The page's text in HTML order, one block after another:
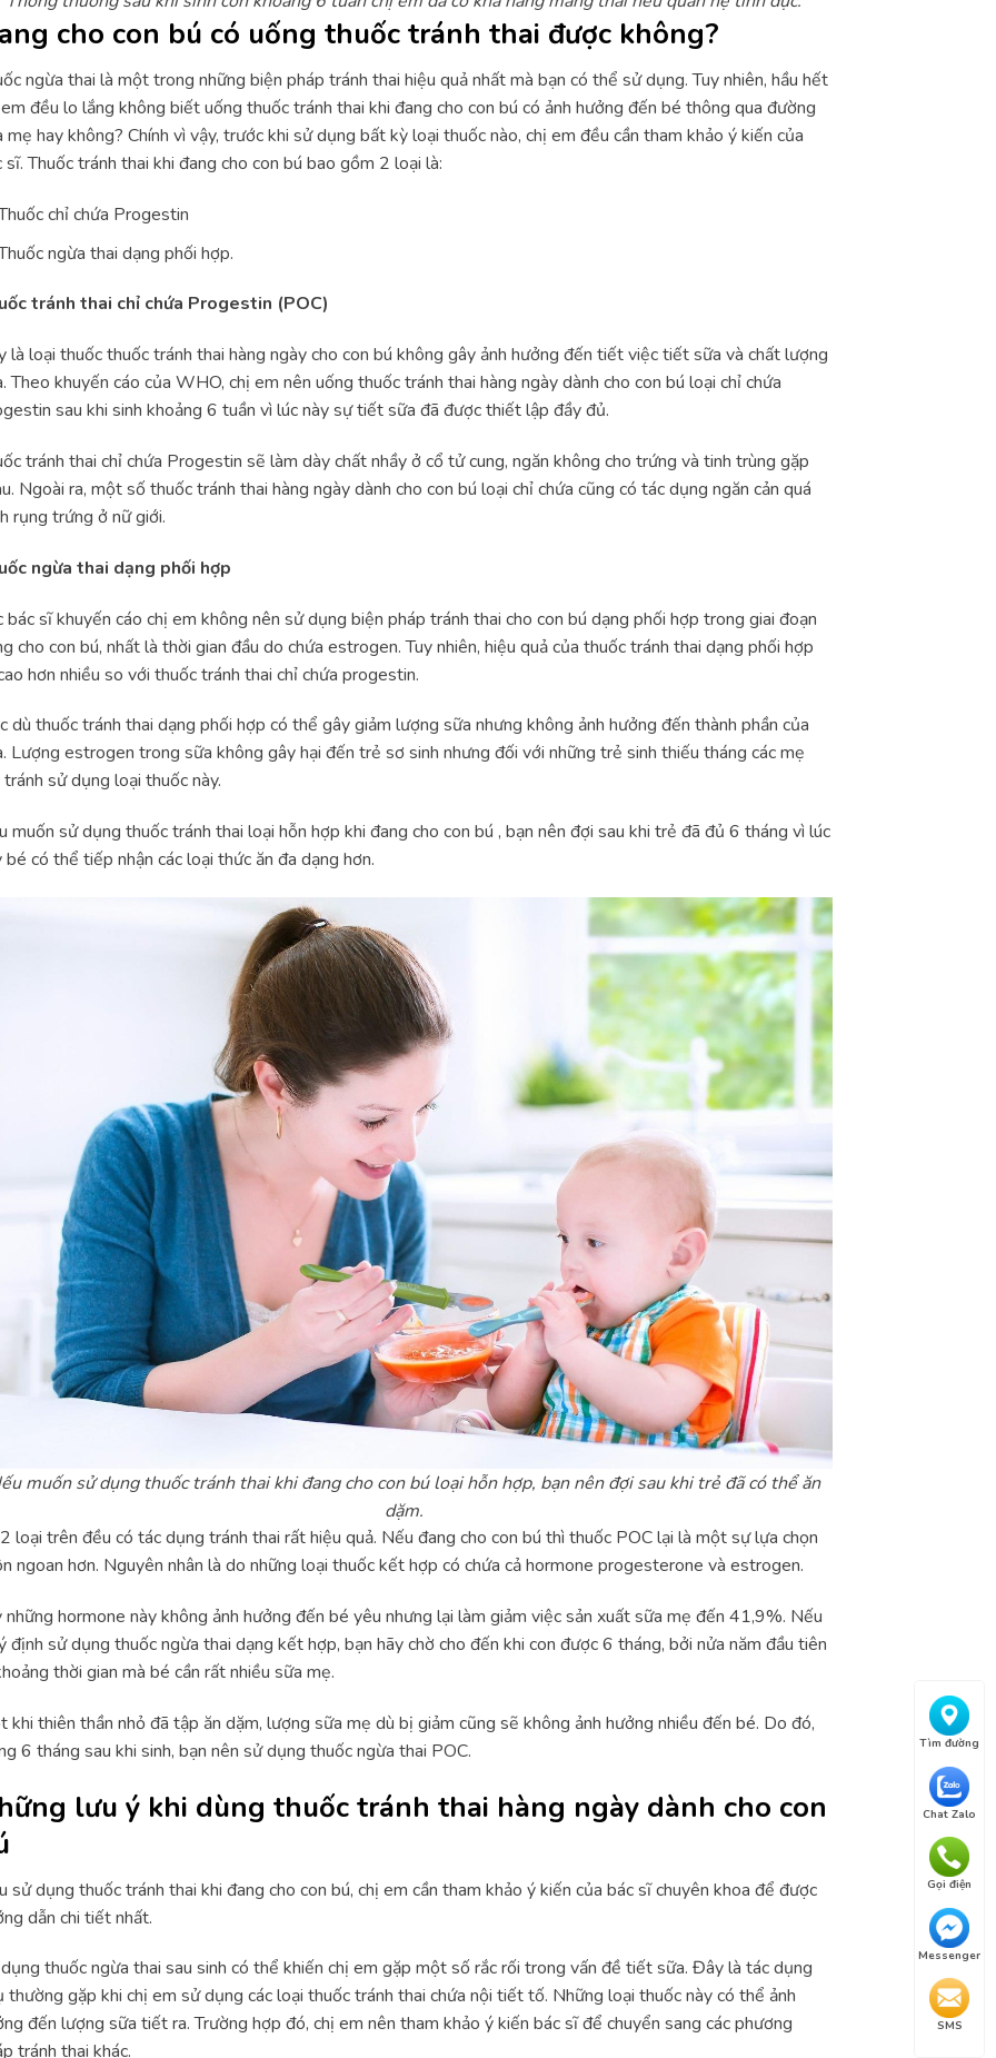
Tìm đường
Chat Zalo
Gọi điện
Messenger
SMS
cho con bú có uống thuốc tránh thai được không?
ngừa thai là một trong những biện pháp tránh thai hiệu quả nhất mà bạn có thể sử dụng. Tuy nhiên, hầu hết
đều lo lắng không biết uống thuốc tránh thai khi đang cho con bú có ảnh hưởng đến bé thông qua đường
mẹ hay không? Chính vì vậy, trước khi sử dụng bất kỳ loại thuốc nào, chị em đều cần tham khảo ý kiến của
sĩ. Thuốc tránh thai khi đang cho con bú bao gồm 2 loại là:
chỉ chứa Progestin
ngừa thai dạng phối hợp.
tránh thai chỉ chứa Progestin (POC)
là loại thuốc thuốc tránh thai hàng ngày cho con bú không gây ảnh hưởng đến tiết việc tiết sữa và chất lượng
Theo khuyến cáo của WHO, chị em nên uống thuốc tránh thai hàng ngày dành cho con bú loại chỉ chứa
sau khi sinh khoảng 6 tuần vì lúc này sự tiết sữa đã được thiết lập đầy đủ.
tránh thai chỉ chứa Progestin sẽ làm dày chất nhầy ở cổ tử cung, ngăn không cho trứng và tinh trùng gặp
Ngoài ra, một số thuốc tránh thai hàng ngày dành cho con bú loại chỉ chứa cũng có tác dụng ngăn cản quá
rụng trứng ở nữ giới.
ngừa thai dạng phối hợp
bác sĩ khuyến cáo chị em không nên sử dụng biện pháp tránh thai cho con bú dạng phối hợp trong giai đoạn
cho con bú, nhất là thời gian đầu do chứa estrogen. Tuy nhiên, hiệu quả của thuốc tránh thai dạng phối hợp
hơn nhiều so với thuốc tránh thai chỉ chứa progestin.
dù thuốc tránh thai dạng phối hợp có thể gây giảm lượng sữa nhưng không ảnh hưởng đến thành phần của
Lượng estrogen trong sữa không gây hại đến trẻ sơ sinh nhưng đối với những trẻ sinh thiếu tháng các mẹ
tránh sử dụng loại thuốc này.
muốn sử dụng thuốc tránh thai loại hỗn hợp khi đang cho con bú , bạn nên đợi sau khi trẻ đã đủ 6 tháng vì lúc
bé có thể tiếp nhận các loại thức ăn đa dạng hơn.
muốn sử dụng thuốc tránh thai khi đang cho con bú loại hỗn hợp, bạn nên đợi sau khi trẻ đã có thể ăn
dặm.
loại trên đều có tác dụng tránh thai rất hiệu quả. Nếu đang cho con bú thì thuốc POC lại là một sự lựa chọn
ngoan hơn. Nguyên nhân là do những loại thuốc kết hợp có chứa cả hormone progesterone và estrogen.
những hormone này không ảnh hưởng đến bé yêu nhưng lại làm giảm việc sản xuất sữa mẹ đến 41,9%. Nếu
định sử dụng thuốc ngừa thai dạng kết hợp, bạn hãy chờ cho đến khi con được 6 tháng, bởi nửa năm đầu tiên
thời gian mà bé cần rất nhiều sữa mẹ.
khi thiên thần nhỏ đã tập ăn dặm, lượng sữa mẹ dù bị giảm cũng sẽ không ảnh hưởng nhiều đến bé. Do đó,
6 tháng sau khi sinh, bạn nên sử dụng thuốc ngừa thai POC.
lưu ý khi dùng thuốc tránh thai hàng ngày dành cho con
sử dụng thuốc tránh thai khi đang cho con bú, chị em cần tham khảo ý kiến của bác sĩ chuyên khoa để được
dẫn chi tiết nhất.
thuốc ngừa thai sau sinh có thể khiến chị em gặp một số rắc rối trong vấn đề tiết sữa. Đây là tác dụng
thường gặp khi chị em sử dụng các loại thuốc tránh thai chứa nội tiết tố. Những loại thuốc này có thể ảnh
đến lượng sữa tiết ra. Trường hợp đó, chị em nên tham khảo ý kiến bác sĩ để chuyển sang các phương
tránh thai khác.